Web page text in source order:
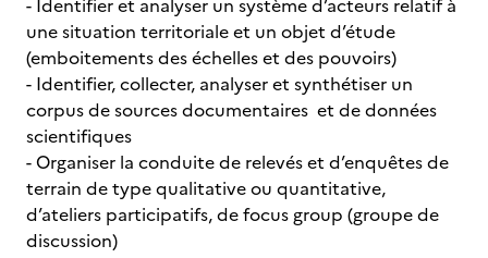
- Identifier et analyser un système d’acteurs relatif à
une situation territoriale et un objet d’étude
(emboitements des échelles et des pouvoirs)
- Identifier, collecter, analyser et synthétiser un
corpus de sources documentaires et de données
scientifiques
- Organiser la conduite de relevés et d’enquêtes de
terrain de type qualitative ou quantitative,
d’ateliers participatifs, de focus group (groupe de
discussion)